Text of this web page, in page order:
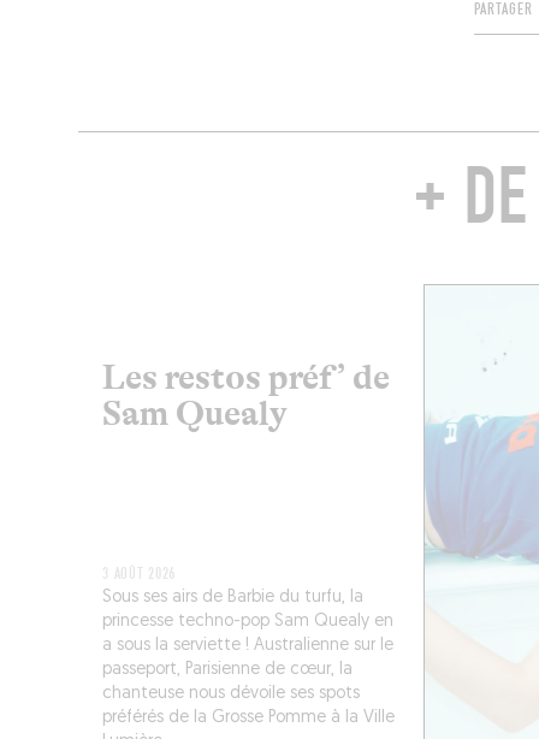
PARTAGER
+
Les restos préf’ de
Sam Quealy
3 AOÛT 2026
Sous ses airs de Barbie du turfu, la
princesse techno-pop Sam Quealy en
a sous la serviette ! Australienne sur le
passeport, Parisienne de cœur, la
chanteuse nous dévoile ses spots
préférés de la Grosse Pomme à la Ville